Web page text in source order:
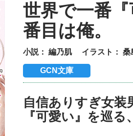
世界で一番
番目は俺。
小説：編乃肌 イラスト：桑
GCN文庫
自信ありすぎ女装
『可愛い』を巡